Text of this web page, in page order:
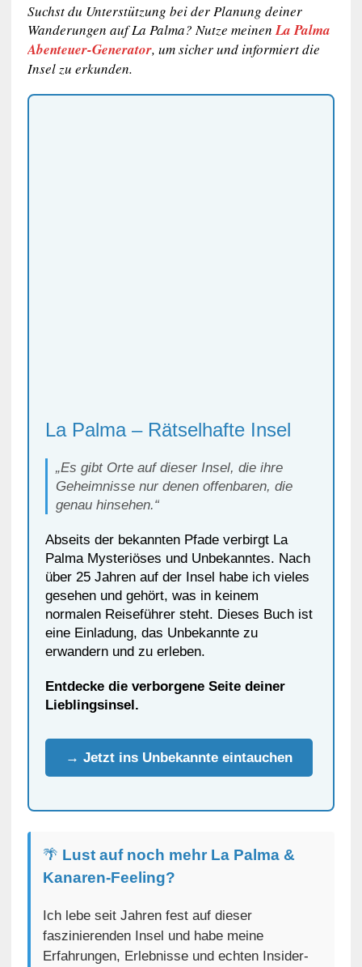
Suchst du Unterstützung bei der Planung deiner
Wanderungen auf La Palma? Nutze meinenLa Palma
Abenteuer-Generator, um sicher und informiert die
Insel zu erkunden.
La Palma – Rätselhafte Insel
„Es gibt Orte auf dieser Insel, die ihre
Geheimnisse nur denen offenbaren, die
genau hinsehen.“
Abseits der bekannten Pfade verbirgt La
Palma Mysteriöses und Unbekanntes. Nach
über 25 Jahren auf der Insel habe ich vieles
gesehen und gehört, was in keinem
normalen Reiseführer steht. Dieses Buch ist
eine Einladung, das Unbekannte zu
erwandern und zu erleben.
Entdecke die verborgene Seite deiner
Lieblingsinsel.
→ Jetzt ins Unbekannte eintauchen
🌴 Lust auf noch mehr La Palma &
Kanaren-Feeling?
Ich lebe seit Jahren fest auf dieser
faszinierenden Insel und habe meine
Erfahrungen, Erlebnisse und echten Insider-